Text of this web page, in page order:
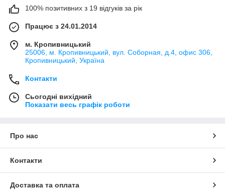
100% позитивних з 19 відгуків за рік
Працює з 24.01.2014
м. Кропивницький
25006, м. Кропивницький, вул. Соборная, д.4, офис 306,
Кропивницький, Україна
Контакти
Сьогодні вихідний
Показати весь графік роботи
Про нас
Контакти
Доставка та оплата